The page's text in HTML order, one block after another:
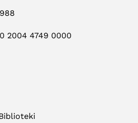
2004 4749 0000